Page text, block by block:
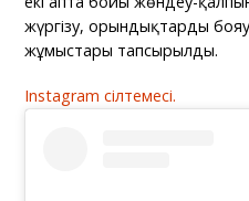
жүргізу, орындықтарды
жұмыстары тапсырылды.
Instagram сілтемесі.